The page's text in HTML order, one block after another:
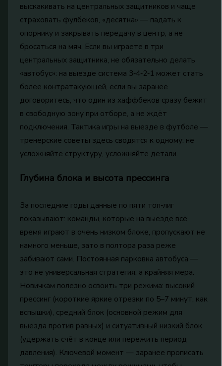
выскакивать на центральных защитников и чаще
страховать фулбеков, «десятка» — падать к
опорнику и закрывать передачу в центр, а не
бросаться на мяч. Если вы играете в три
центральных защитника, не обязательно делать
«автобус»: на выезде система 3‑4‑2‑1 может стать
более контратакующей, если вы заранее
договоритесь, что один из хаффбеков сразу бежит
в свободную зону при отборе, а не ждёт
подключения. Тактика игры на выезде в футболе —
тренерские советы здесь сводятся к одному: не
усложняйте структуру, усложняйте детали.
Глубина блока и высота прессинга
За последние годы данные по пяти топ‑лиг
показывают: команды, которые на выезде всё
время играют в очень низком блоке, пропускают не
намного меньше, зато в полтора раза реже
забивают сами. Постоянная парковка автобуса —
это не универсальная стратегия, а крайняя мера.
Новичкам полезно освоить три режима: высокий
прессинг (короткие яркие отрезки по 5–7 минут, как
вспышки), средний блок (основной режим для
выезда против равных) и ситуативный низкий блок
(удержать счёт в конце или пережить период
давления). Ключевой момент — заранее прописать